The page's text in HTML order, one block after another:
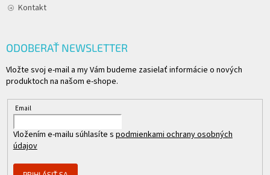
Kontakt
ODOBERAŤ NEWSLETTER
Vložte svoj e-mail a my Vám budeme zasielať informácie o nových
produktoch na našom e-shope.
Email
Vložením e-mailu súhlasíte s podmienkami ochrany osobných
údajov